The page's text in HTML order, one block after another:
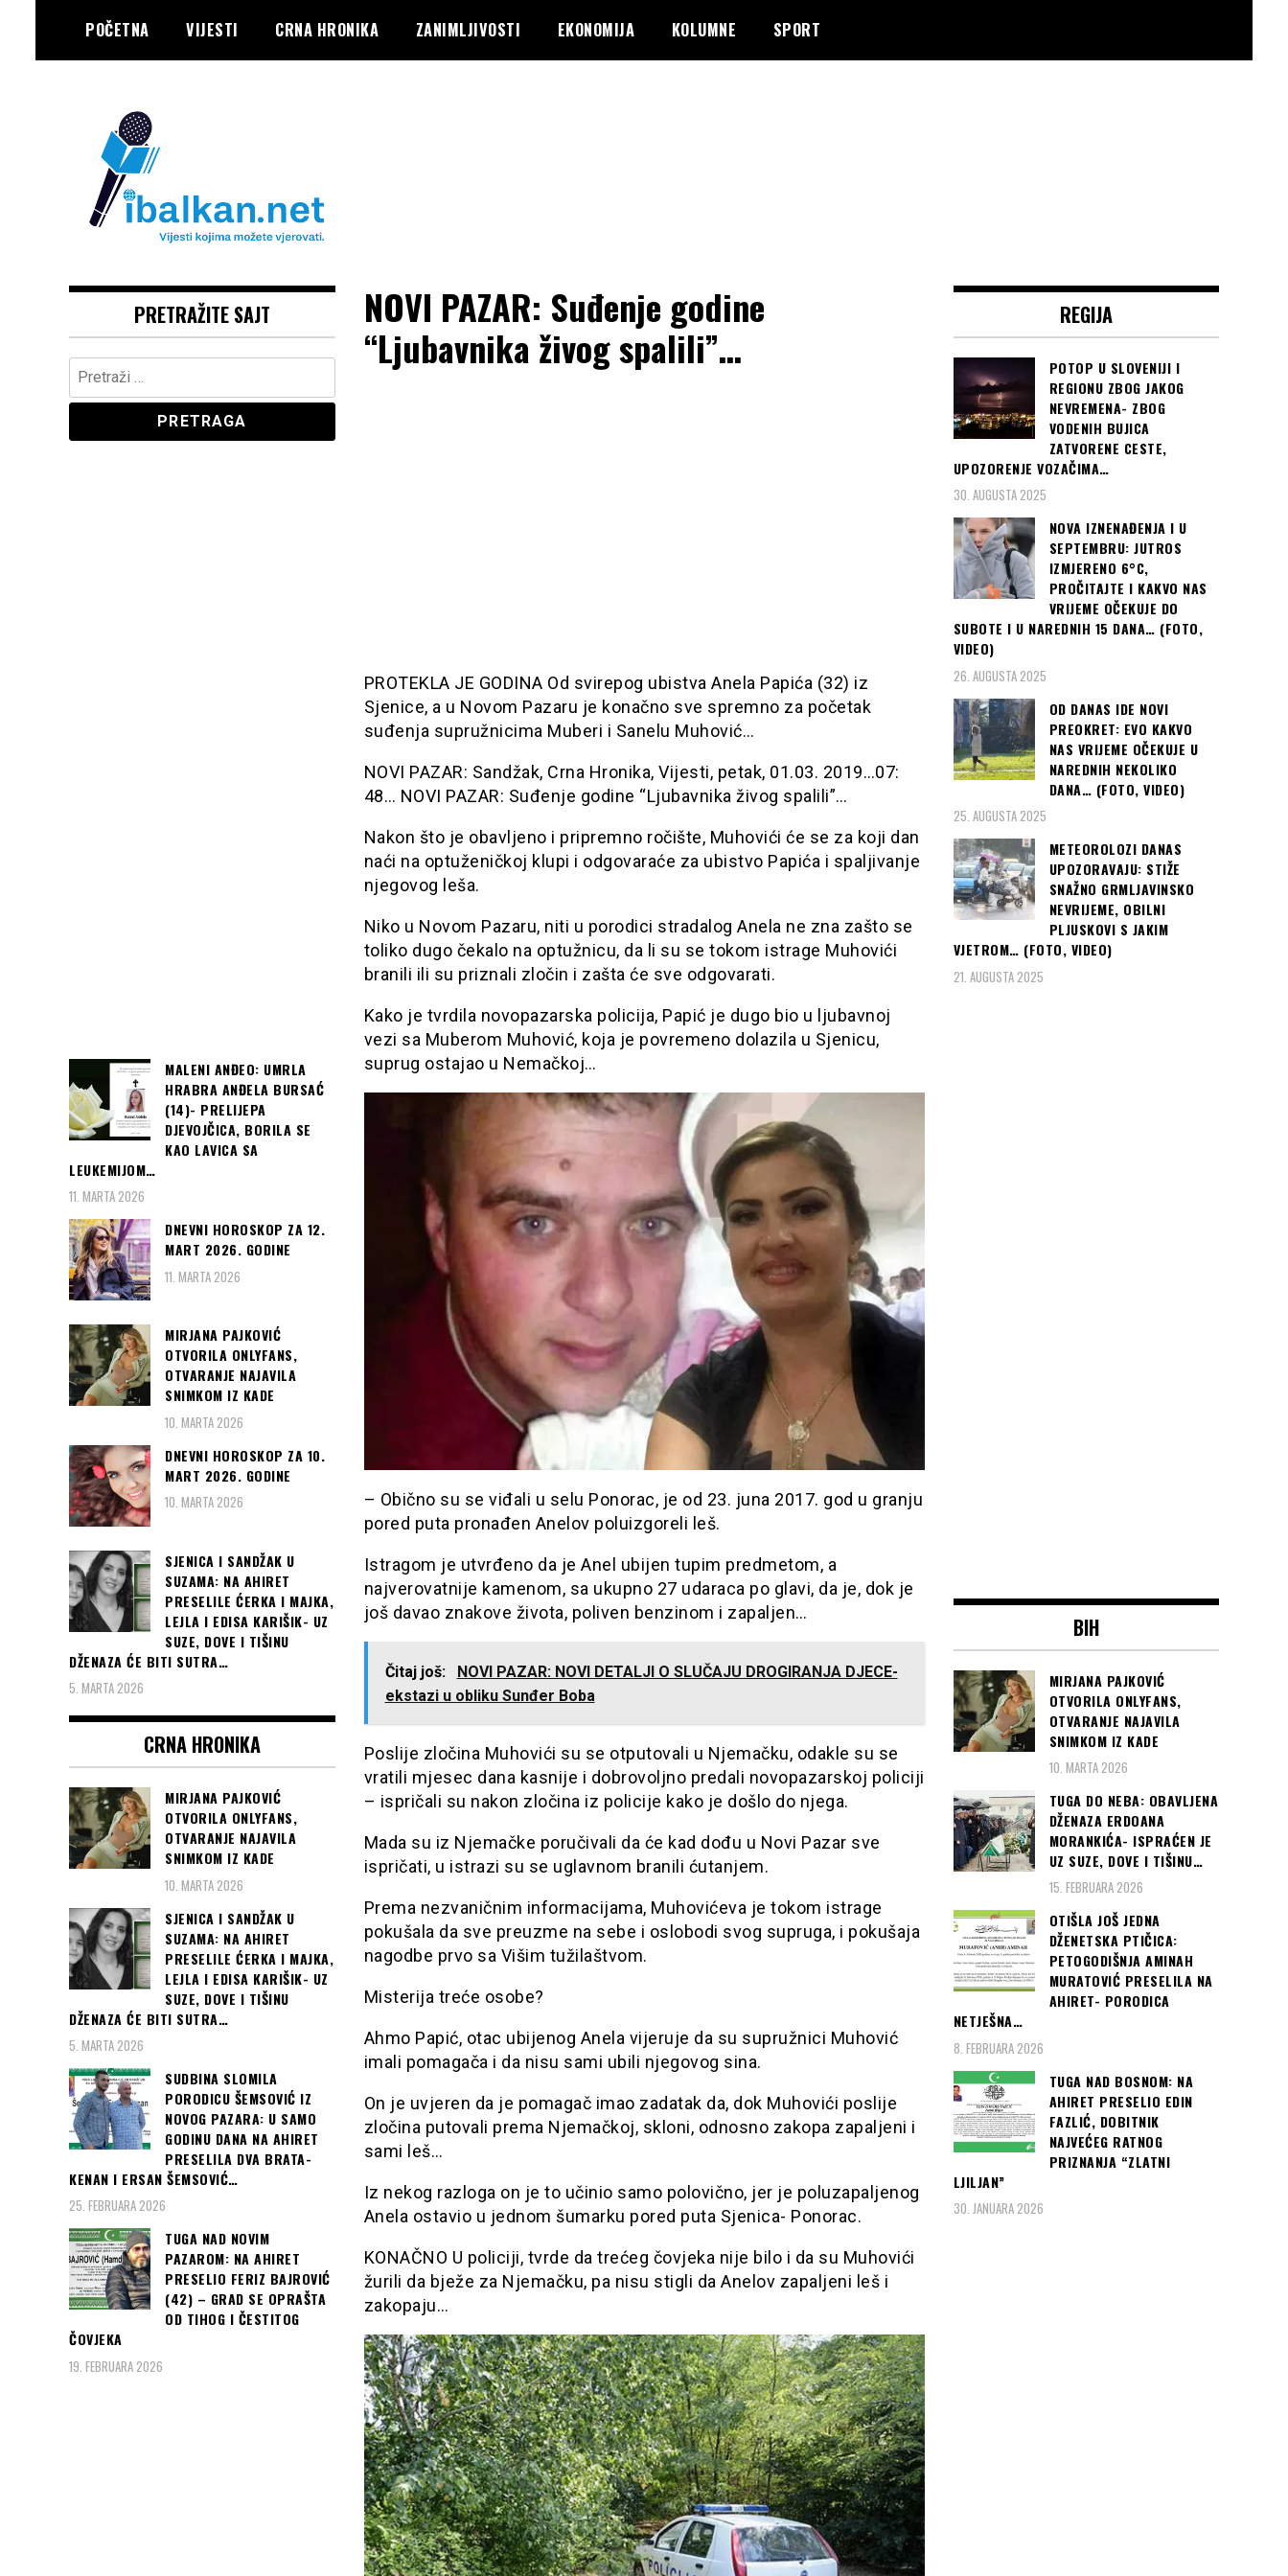
content
POČETNA VIJESTI CRNA HRONIKA ZANIMLJIVOSTI EKONOMIJA KOLUMNE SPORT
IBALKAN
NOVI PAZAR: Suđenje godine
“Ljubavnika živog spalili”…
PROTEKLA JE GODINA Od svirepog ubistva Anela Papića (32) iz
Sjenice, a u Novom Pazaru je konačno sve spremno za početak
suđenja supružnicima Muberi i Sanelu Muhović…
NOVI PAZAR: Sandžak, Crna Hronika, Vijesti, petak, 01.03. 2019…07:
48… NOVI PAZAR: Suđenje godine “Ljubavnika živog spalili”…
Nakon što je obavljeno i pripremno ročište, Muhovići će se za koji dan
naći na optuženičkoj klupi i odgovaraće za ubistvo Papića i spaljivanje
njegovog leša.
Niko u Novom Pazaru, niti u porodici stradalog Anela ne zna zašto se
toliko dugo čekalo na optužnicu, da li su se tokom istrage Muhovići
branili ili su priznali zločin i zašta će sve odgovarati.
Kako je tvrdila novopazarska policija, Papić je dugo bio u ljubavnoj
vezi sa Muberom Muhović, koja je povremeno dolazila u Sjenicu,
suprug ostajao u Nemačkoj…
– Obično su se viđali u selu Ponorac, je od 23. juna 2017. god u granju
pored puta pronađen Anelov poluizgoreli leš.
Istragom je utvrđeno da je Anel ubijen tupim predmetom, a
najverovatnije kamenom, sa ukupno 27 udaraca po glavi, da je, dok je
još davao znakove života, poliven benzinom i zapaljen…
Čitaj još:
NOVI PAZAR: NOVI DETALJI O SLUČAJU DROGIRANJA DJECE-
ekstazi u obliku Sunđer Boba
Poslije zločina Muhovići su se otputovali u Njemačku, odakle su se
vratili mjesec dana kasnije i dobrovoljno predali novopazarskoj policiji
– ispričali su nakon zločina iz policije kako je došlo do njega.
Mada su iz Njemačke poručivali da će kad dođu u Novi Pazar sve
ispričati, u istrazi su se uglavnom branili ćutanjem.
Prema nezvaničnim informacijama, Muhovićeva je tokom istrage
pokušala da sve preuzme na sebe i oslobodi svog supruga, i pokušaja
nagodbe prvo sa Višim tužilaštvom.
Misterija treće osobe?
Ahmo Papić, otac ubijenog Anela vijeruje da su supružnici Muhović
imali pomagača i da nisu sami ubili njegovog sina.
On je uvjeren da je pomagač imao zadatak da, dok Muhovići poslije
zločina putovali prema Njemačkoj, skloni, odnosno zakopa zapaljeni i
sami leš…
Iz nekog razloga on je to učinio samo polovično, jer je poluzapaljenog
Anela ostavio u jednom šumarku pored puta Sjenica- Ponorac.
KONAČNO U policiji, tvrde da trećeg čovjeka nije bilo i da su Muhovići
žurili da bježe za Njemačku, pa nisu stigli da Anelov zapaljeni leš i
zakopaju…
PRETRAŽITE SAJT
Pretraga:
MALENI ANĐEO: UMRLA
HRABRA ANĐELA BURSAĆ
(14)- PRELIJEPA
DJEVOJČICA, BORILA SE
KAO LAVICA SA
LEUKEMIJOM…
11. MARTA 2026
DNEVNI HOROSKOP ZA 12.
MART 2026. GODINE
11. MARTA 2026
MIRJANA PAJKOVIĆ
OTVORILA ONLYFANS,
OTVARANJE NAJAVILA
SNIMKOM IZ KADE
10. MARTA 2026
DNEVNI HOROSKOP ZA 10.
MART 2026. GODINE
10. MARTA 2026
SJENICA I SANDŽAK U
SUZAMA: NA AHIRET
PRESELILE ĆERKA I MAJKA,
LEJLA I EDISA KARIŠIK- UZ
SUZE, DOVE I TIŠINU
DŽENAZA ĆE BITI SUTRA…
5. MARTA 2026
CRNA HRONIKA
MIRJANA PAJKOVIĆ
OTVORILA ONLYFANS,
OTVARANJE NAJAVILA
SNIMKOM IZ KADE
10. MARTA 2026
SJENICA I SANDŽAK U
SUZAMA: NA AHIRET
PRESELILE ĆERKA I MAJKA,
LEJLA I EDISA KARIŠIK- UZ
SUZE, DOVE I TIŠINU
DŽENAZA ĆE BITI SUTRA…
5. MARTA 2026
SUDBINA SLOMILA
PORODICU ŠEMSOVIĆ IZ
NOVOG PAZARA: U SAMO
GODINU DANA NA AHIRET
PRESELILA DVA BRATA-
KENAN I ERSAN ŠEMSOVIĆ…
25. FEBRUARA 2026
TUGA NAD NOVIM
PAZAROM: NA AHIRET
PRESELIO FERIZ BAJROVIĆ
(42) – GRAD SE OPRAŠTA
OD TIHOG I ČESTITOG
ČOVJEKA
19. FEBRUARA 2026
REGIJA
POTOP U SLOVENIJI I
REGIONU ZBOG JAKOG
NEVREMENA- ZBOG
VODENIH BUJICA
ZATVORENE CESTE,
UPOZORENJE VOZAČIMA…
30. AUGUSTA 2025
NOVA IZNENAĐENJA I U
SEPTEMBRU: JUTROS
IZMJERENO 6°C,
PROČITAJTE I KAKVO NAS
VRIJEME OČEKUJE DO
SUBOTE I U NAREDNIH 15 DANA… (FOTO,
VIDEO)
26. AUGUSTA 2025
OD DANAS IDE NOVI
PREOKRET: EVO KAKVO
NAS VRIJEME OČEKUJE U
NAREDNIH NEKOLIKO
DANA… (FOTO, VIDEO)
25. AUGUSTA 2025
METEOROLOZI DANAS
UPOZORAVAJU: STIŽE
SNAŽNO GRMLJAVINSKO
NEVRIJEME, OBILNI
PLJUSKOVI S JAKIM
VJETROM… (FOTO, VIDEO)
21. AUGUSTA 2025
BIH
MIRJANA PAJKOVIĆ
OTVORILA ONLYFANS,
OTVARANJE NAJAVILA
SNIMKOM IZ KADE
10. MARTA 2026
TUGA DO NEBA: OBAVLJENA
DŽENAZA ERDOANA
MORANKIĆA- ISPRAĆEN JE
UZ SUZE, DOVE I TIŠINU…
15. FEBRUARA 2026
OTIŠLA JOŠ JEDNA
DŽENETSKA PTIČICA:
PETOGODIŠNJA AMINAH
MURATOVIĆ PRESELILA NA
AHIRET- PORODICA
NETJEŠNA…
8. FEBRUARA 2026
TUGA NAD BOSNOM: NA
AHIRET PRESELIO EDIN
FAZLIĆ, DOBITNIK
NAJVEĆEG RATNOG
PRIZNANJA “ZLATNI
LJILJAN”
30. JANUARA 2026